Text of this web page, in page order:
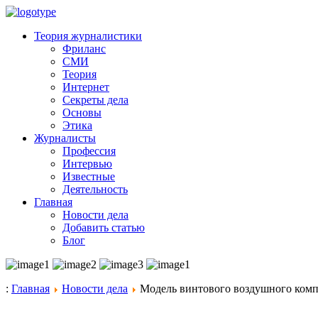
Теория журналистики
Фриланс
СМИ
Теория
Интернет
Секреты дела
Основы
Этика
Журналисты
Профессия
Интервью
Известные
Деятельность
Главная
Новости дела
Добавить статью
Блог
: Главная Новости дела Модель винтового воздушного